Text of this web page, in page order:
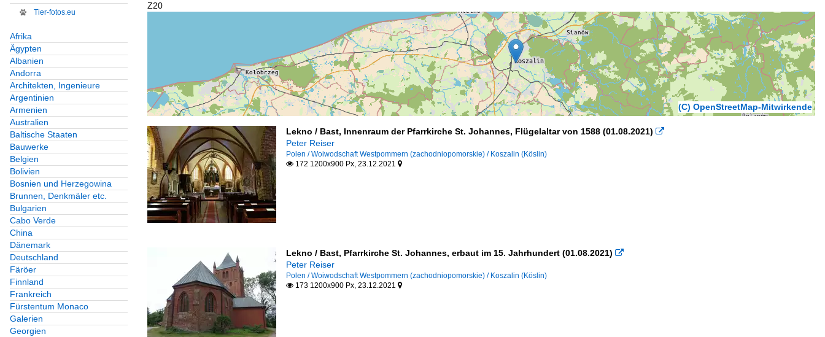
Tier-fotos.eu
Afrika
Ägypten
Albanien
Andorra
Architekten, Ingenieure
Argentinien
Armenien
Australien
Baltische Staaten
Bauwerke
Belgien
Bolivien
Bosnien und Herzegowina
Brunnen, Denkmäler etc.
Bulgarien
Cabo Verde
China
Dänemark
Deutschland
Färöer
Finnland
Frankreich
Fürstentum Monaco
Galerien
Georgien
Z20
(C) OpenStreetMap-Mitwirkende
Lekno / Bast, Innenraum der Pfarrkirche St. Johannes, Flügelaltar von 1588 (01.08.2021) 
Peter Reiser
Polen / Woiwodschaft Westpommern (zachodniopomorskie) / Koszalin (Köslin)
172 1200x900 Px, 23.12.2021 
Lekno / Bast, Pfarrkirche St. Johannes, erbaut im 15. Jahrhundert (01.08.2021) 
Peter Reiser
Polen / Woiwodschaft Westpommern (zachodniopomorskie) / Koszalin (Köslin)
173 1200x900 Px, 23.12.2021 